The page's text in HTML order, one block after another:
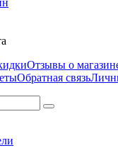
Отзывы о
Обратная связь